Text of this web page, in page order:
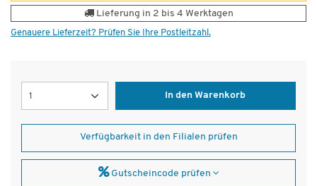
Lieferung in 2 bis 4 Werktagen
Genauere Lieferzeit? Prüfen Sie Ihre Postleitzahl.
In den Warenkorb
Verfügbarkeit in den Filialen prüfen
Gutscheincode prüfen